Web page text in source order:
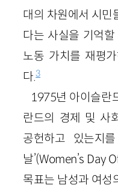
대의 차원에서 시민
다는 사실을 기억
노동 가치를 재평
다.3
1975년 아이슬란
란드의 경제 및 사
공헌하고 있는지
날’(Women’s Day
목표는 남성과 여성